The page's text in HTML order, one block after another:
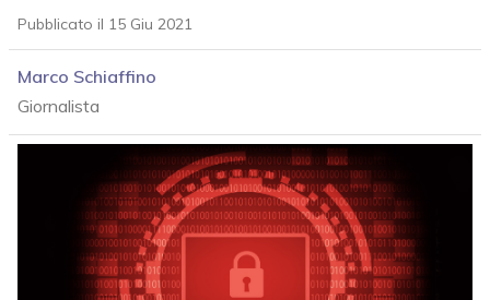
Pubblicato il 15 Giu 2021
Marco Schiaffino
Giornalista